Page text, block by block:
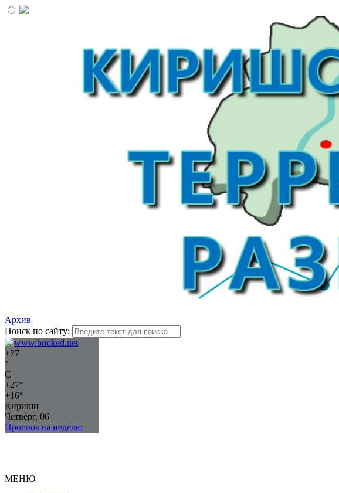
Архив
Поиск по сайту:
+27
°
C
+27°
+16°
Кириши
Четверг, 06
Прогноз на неделю
МЕНЮ